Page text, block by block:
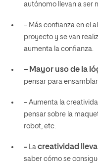
autónomo llevan a ser
– Más confianza en el
proyecto y se van
aumenta la confianza.
– Mayor uso de la
pensar para
– Aumenta la
pensar sobre la
robot, etc.
– La creatividad
saber cómo se